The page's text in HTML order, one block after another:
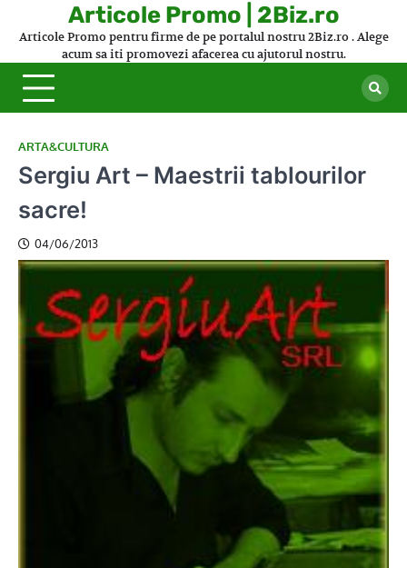
Articole Promo | 2Biz.ro
Articole Promo pentru firme de pe portalul nostru 2Biz.ro . Alege
acum sa iti promovezi afacerea cu ajutorul nostru.
ARTA&CULTURA
Sergiu Art – Maestrii tablourilor
sacre!
04/06/2013